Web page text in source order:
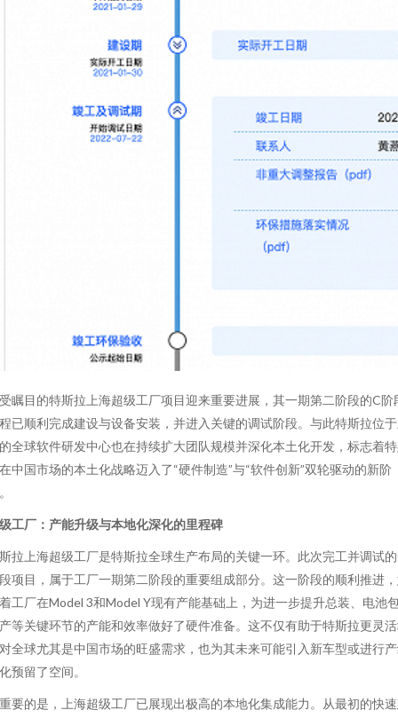
瞩目的特斯拉上海超级工厂项目迎来重要进展，其一期第二阶段的C阶
已顺利完成建设与设备安装，并进入关键的调试阶段。与此特斯拉位
全球软件研发中心也在持续扩大团队规模并深化本土化开发，标志着
中国市场的本土化战略迈入了“硬件制造”与“软件创新”双轮驱动的新阶
工厂：产能升级与本地化深化的里程碑
拉上海超级工厂是特斯拉全球生产布局的关键一环。此次完工并调试
项目，属于工厂一期第二阶段的重要组成部分。这一阶段的顺利推进
工厂在Model 3和Model Y现有产能基础上，为进一步提升总装、电池
等关键环节的产能和效率做好了硬件准备。这不仅有助于特斯拉更灵
全球尤其是中国市场的旺盛需求，也为其未来可能引入新车型或进行
预留了空间。
要的是，上海超级工厂已展现出极高的本地化集成能力。从最初的快